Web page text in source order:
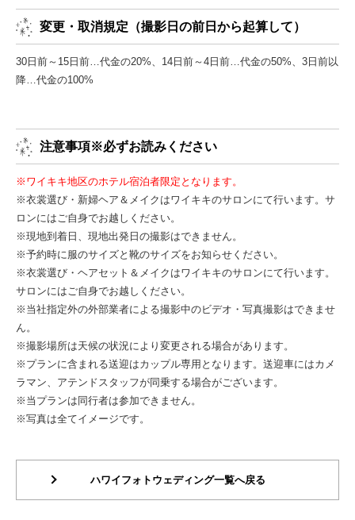
変更・取消規定（撮影日の前日から起算して）
30日前～15日前…代金の20%、14日前～4日前…代金の50%、3日前以
降…代金の100%
注意事項※必ずお読みください
※ワイキキ地区のホテル宿泊者限定となります。
※衣裳選び・新婦ヘア＆メイクはワイキキのサロンにて行います。サ
ロンにはご自身でお越しください。
※現地到着日、現地出発日の撮影はできません。
※予約時に服のサイズと靴のサイズをお知らせください。
※衣裳選び・ヘアセット＆メイクはワイキキのサロンにて行います。
サロンにはご自身でお越しください。
※当社指定外の外部業者による撮影中のビデオ・写真撮影はできませ
ん。
※撮影場所は天候の状況により変更される場合があります。
※プランに含まれる送迎はカップル専用となります。送迎車にはカメ
ラマン、アテンドスタッフが同乗する場合がございます。
※当プランは同行者は参加できません。
※写真は全てイメージです。
ハワイフォトウェディング一覧へ戻る